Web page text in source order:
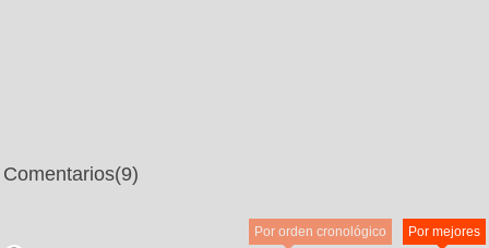
Comentarios(9)
Por mejores
Por orden cronológico